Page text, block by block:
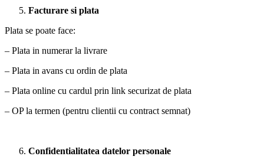
Facturare si plata
Plata se poate face:
– Plata in numerar la livrare
– Plata in avans cu ordin de plata
– Plata online cu cardul prin link securizat de plata
– OP la termen (pentru clientii cu contract semnat)
Confidentialitatea datelor personale